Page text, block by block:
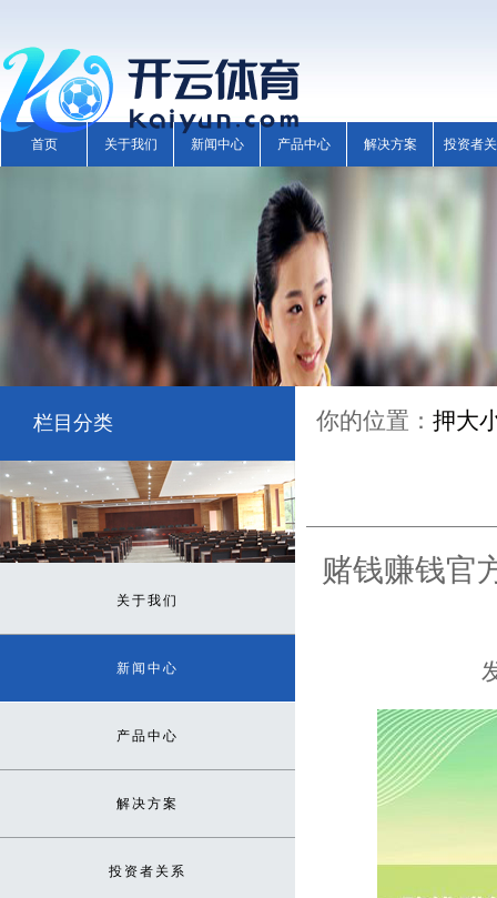
首页 关于我们 新闻中心 产品中心 解决方案 投资者
栏目分类
关于我们
新闻中心
产品中心
解决方案
投资者关系
你的位置： 押大
赌钱赚钱官